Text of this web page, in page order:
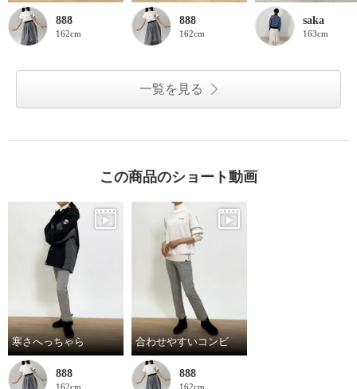
888
162cm
888
162cm
saka
163cm
一覧を見る
この商品のショート動画
寒さへっちゃら
888
162cm
合わせやすいコンビ
888
162cm